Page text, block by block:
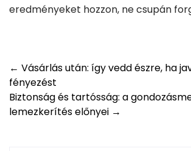
eredményeket hozzon, ne csupán
Post
navigation
← Vásárlás után: így vedd észre, ha
fényezést
Biztonság és tartósság: a
lemezkerítés előnyei →